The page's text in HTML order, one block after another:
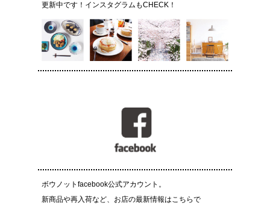
更新中です！インスタグラムもCHECK！
ボウノットfacebook公式アカウント。
新商品や再入荷など、お店の最新情報はこちらで